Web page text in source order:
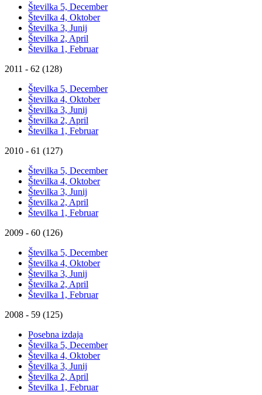
Številka 5, December
Številka 4, Oktober
Številka 3, Junij
Številka 2, April
Številka 1, Februar
2011 - 62 (128)
Številka 5, December
Številka 4, Oktober
Številka 3, Junij
Številka 2, April
Številka 1, Februar
2010 - 61 (127)
Številka 5, December
Številka 4, Oktober
Številka 3, Junij
Številka 2, April
Številka 1, Februar
2009 - 60 (126)
Številka 5, December
Številka 4, Oktober
Številka 3, Junij
Številka 2, April
Številka 1, Februar
2008 - 59 (125)
Posebna izdaja
Številka 5, December
Številka 4, Oktober
Številka 3, Junij
Številka 2, April
Številka 1, Februar